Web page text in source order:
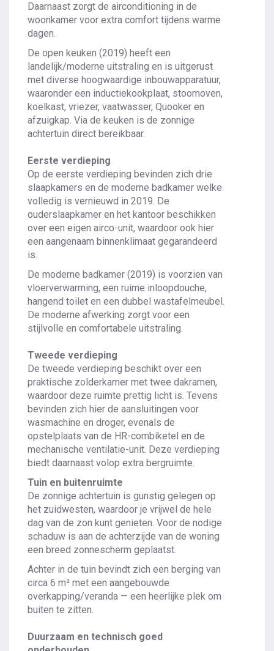
Daarnaast zorgt de airconditioning in de
woonkamer voor extra comfort tijdens warme
dagen.
De open keuken (2019) heeft een
landelijk/moderne uitstraling en is uitgerust
met diverse hoogwaardige inbouwapparatuur,
waaronder een inductiekookplaat, stoomoven,
koelkast, vriezer, vaatwasser, Quooker en
afzuigkap. Via de keuken is de zonnige
achtertuin direct bereikbaar.
Eerste verdieping
Op de eerste verdieping bevinden zich drie
slaapkamers en de moderne badkamer welke
volledig is vernieuwd in 2019. De
ouderslaapkamer en het kantoor beschikken
over een eigen airco-unit, waardoor ook hier
een aangenaam binnenklimaat gegarandeerd
is.
De moderne badkamer (2019) is voorzien van
vloerverwarming, een ruime inloopdouche,
hangend toilet en een dubbel wastafelmeubel.
De moderne afwerking zorgt voor een
stijlvolle en comfortabele uitstraling.
Tweede verdieping
De tweede verdieping beschikt over een
praktische zolderkamer met twee dakramen,
waardoor deze ruimte prettig licht is. Tevens
bevinden zich hier de aansluitingen voor
wasmachine en droger, evenals de
opstelplaats van de HR-combiketel en de
mechanische ventilatie-unit. Deze verdieping
biedt daarnaast volop extra bergruimte.
Tuin en buitenruimte
De zonnige achtertuin is gunstig gelegen op
het zuidwesten, waardoor je vrijwel de hele
dag van de zon kunt genieten. Voor de nodige
schaduw is aan de achterzijde van de woning
een breed zonnescherm geplaatst.
Achter in de tuin bevindt zich een berging van
circa 6 m² met een aangebouwde
overkapping/veranda — een heerlijke plek om
buiten te zitten.
Duurzaam en technisch goed